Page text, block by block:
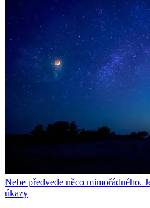
Nebe předvede něco mimořádného.
úkazy